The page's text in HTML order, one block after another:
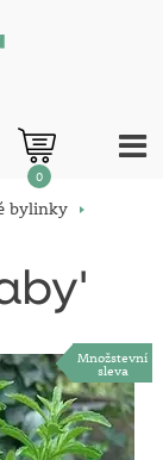
0
bylinky
Množstevní
sleva